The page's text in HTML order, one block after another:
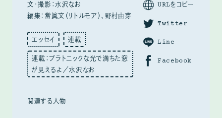
文・撮影：水沢なお
編集：當眞文（リトルモア）、野村由芽
エッセイ 連載
連載：プラトニックな光で満ちた窓
が見えるよ／水沢なお
URLをコピー
Twitter
Line
Facebook
関連する人物